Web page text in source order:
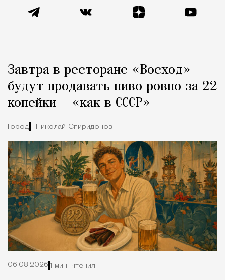
Город
Завтра в ресторане «Восход»
будут продавать пиво ровно за 22
копейки — «как в СССР»
Город Николай Спиридонов
06.08.2026 1 мин. чтения